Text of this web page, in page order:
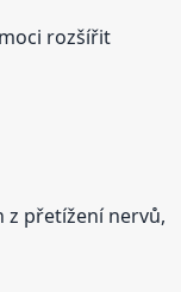
rozšířit
z přetížení nervů,